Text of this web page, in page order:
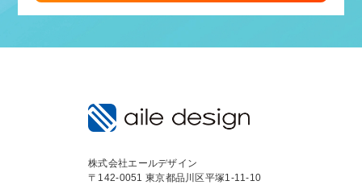
株式会社エールデザイン
〒142-0051 東京都品川区平塚1-11-10